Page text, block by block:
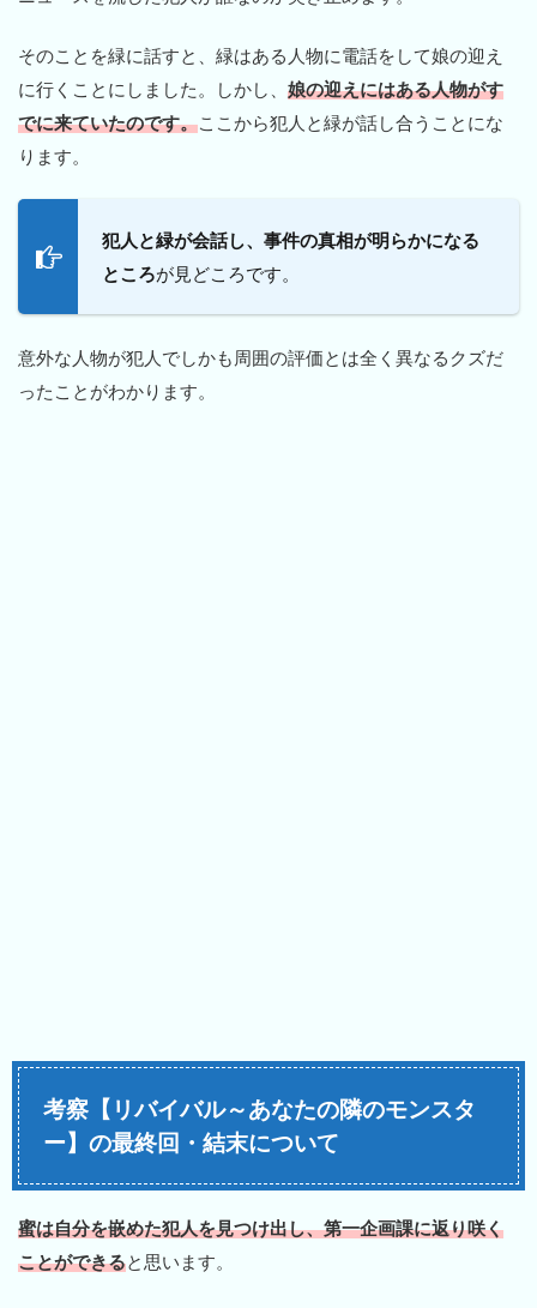
そのことを緑に話すと、緑はある人物に電話をして娘の迎え
に行くことにしました。しかし、 娘の迎えにはある人物がす
でに来ていたのです。ここから犯人と緑が話し合うことにな
ります。
犯人と緑が会話し、事件の真相が明らかになる
ところが見どころです。
意外な人物が犯人でしかも周囲の評価とは全く異なるクズだ
ったことがわかります。
考察【リバイバル～あなたの隣のモンスタ
ー】の最終回・結末について
蜜は自分を嵌めた犯人を見つけ出し、第一企画課に返り咲く
ことができると思います。